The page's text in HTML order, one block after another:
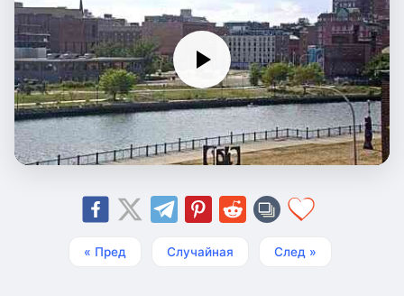
« Пред Случайная След »